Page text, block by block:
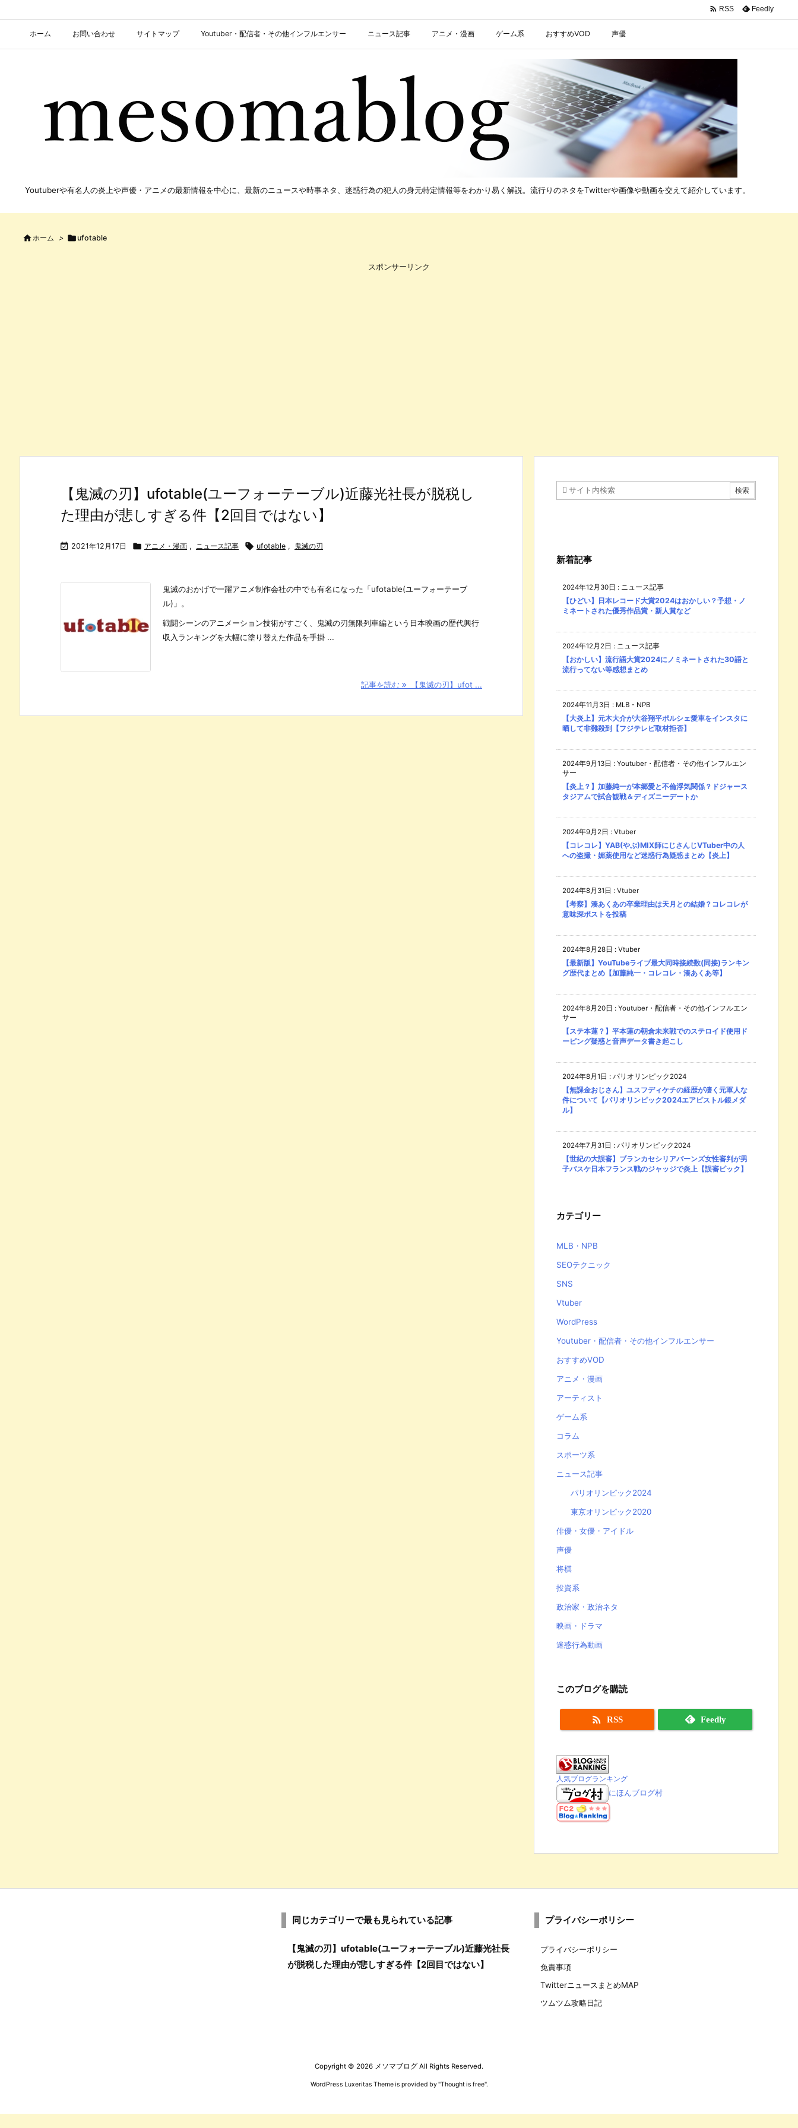
ホーム お問い合わせ サイトマップ Youtuber・配信者・その他インフルエンサー ニュース記事 アニメ・漫画 ゲーム系 おすすめVOD 声優
 RSS Feedly
Youtuberや有名人の炎上や声優・アニメの最新情報を中心に、最新のニュースや時事ネタ、迷惑行為の犯人の身元特定情報等をわかり易く解説。流行りのネタをTwitterや画像や動画を交えて紹介しています。
 ホーム > ufotable
スポンサーリンク
【鬼滅の刃】ufotable(ユーフォーテーブル)近藤光社長が脱税し
た理由が悲しすぎる件【2回目ではない】
 2021年12月17日  アニメ・漫画 , ニュース記事  ufotable , 鬼滅の刃
鬼滅のおかげで一躍アニメ制作会社の中でも有名になった「ufotable(ユーフォーテーブ
ル)」。
戦闘シーンのアニメーション技術がすごく、鬼滅の刃無限列車編という日本映画の歴代興行
収入ランキングを大幅に塗り替えた作品を手掛 ...
記事を読む 【鬼滅の刃】ufot ...
新着記事
2024年12月30日 : ニュース記事
【ひどい】日本レコード大賞2024はおかしい？予想・ノ
ミネートされた優秀作品賞・新人賞など
2024年12月2日 : ニュース記事
【おかしい】流行語大賞2024にノミネートされた30語と
流行ってない等感想まとめ
2024年11月3日 : MLB・NPB
【大炎上】元木大介が大谷翔平ポルシェ愛車をインスタに
晒して非難殺到【フジテレビ取材拒否】
2024年9月13日 : Youtuber・配信者・その他インフルエン
サー
【炎上？】加藤純一が本郷愛と不倫浮気関係？ドジャース
タジアムで試合観戦＆ディズニーデートか
2024年9月2日 : Vtuber
【コレコレ】YAB(やぶ)MIX師にじさんじVTuber中の人
への盗撮・媚薬使用など迷惑行為疑惑まとめ【炎上】
2024年8月31日 : Vtuber
【考察】湊あくあの卒業理由は天月との結婚？コレコレが
意味深ポストを投稿
2024年8月28日 : Vtuber
【最新版】YouTubeライブ最大同時接続数(同接)ランキン
グ歴代まとめ【加藤純一・コレコレ・湊あくあ等】
2024年8月20日 : Youtuber・配信者・その他インフルエン
サー
【ステ本蓮？】平本蓮の朝倉未来戦でのステロイド使用ド
ーピング疑惑と音声データ書き起こし
2024年8月1日 : パリオリンピック2024
【無課金おじさん】ユスフディケチの経歴が凄く元軍人な
件について【パリオリンピック2024エアピストル銀メダ
ル】
2024年7月31日 : パリオリンピック2024
【世紀の大誤審】ブランカセシリアバーンズ女性審判が男
子バスケ日本フランス戦のジャッジで炎上【誤審ピック】
カテゴリー
MLB・NPB
SEOテクニック
SNS
Vtuber
WordPress
Youtuber・配信者・その他インフルエンサー
おすすめVOD
アニメ・漫画
アーティスト
ゲーム系
コラム
スポーツ系
ニュース記事
パリオリンピック2024
東京オリンピック2020
俳優・女優・アイドル
声優
将棋
投資系
政治家・政治ネタ
映画・ドラマ
迷惑行為動画
このブログを購読
 RSS Feedly
人気ブログランキング
にほんブログ村
同じカテゴリーで最も見られている記事
【鬼滅の刃】ufotable(ユーフォーテーブル)近藤光社長
が脱税した理由が悲しすぎる件【2回目ではない】
プライバシーポリシー
プライバシーポリシー
免責事項
TwitterニュースまとめMAP
ツムツム攻略日記
Copyright © 2026 メソマブログ All Rights Reserved.
WordPress Luxeritas Theme is provided by "Thought is free".